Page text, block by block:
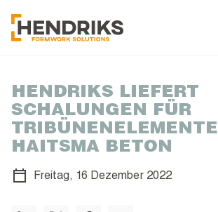
HENDRIKS LIEFERT
SCHALUNGEN FÜR
TRIBÜNENELEMENTE
HAITSMA BETON
Freitag, 16 Dezember 2022